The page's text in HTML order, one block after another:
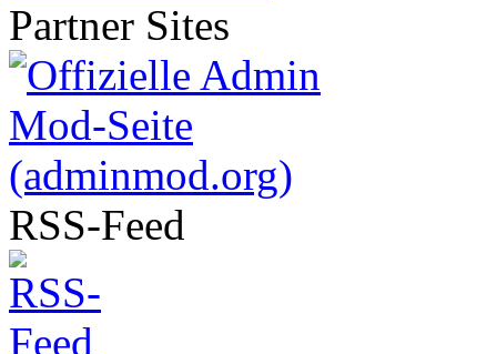
Partner Sites
RSS-Feed